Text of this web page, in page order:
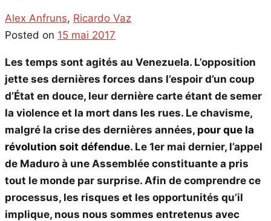
Alex Anfruns, Ricardo Vaz
Posted on 15 mai 2017
Les temps sont agités au Venezuela. L’opposition
jette ses dernières forces dans l’espoir d’un coup
d’État en douce, leur dernière carte étant de semer
la violence et la mort dans les rues. Le chavisme,
malgré la crise des dernières années, pour que la
révolution soit défendue. Le 1er mai dernier, l’appel
de Maduro à une Assemblée constituante a pris
tout le monde par surprise. Afin de comprendre ce
processus, les risques et les opportunités qu’il
implique, nous nous sommes entretenus avec